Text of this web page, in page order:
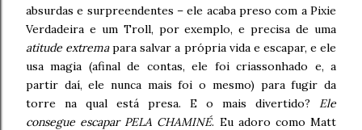
absurdas e surpreendentes – ele acaba preso com a Pixie
Verdadeira e um Troll, por exemplo, e precisa de uma
atitude extremapara salvar a própria vida e escapar, e ele
usa magia (afinal de contas, ele foi criassonhado e, a
partir daí, ele nunca mais foi o mesmo) para fugir da
torre na qual está presa. E o mais divertido? Ele
consegue escapar PELA CHAMINÉ. Eu adoro como Matt